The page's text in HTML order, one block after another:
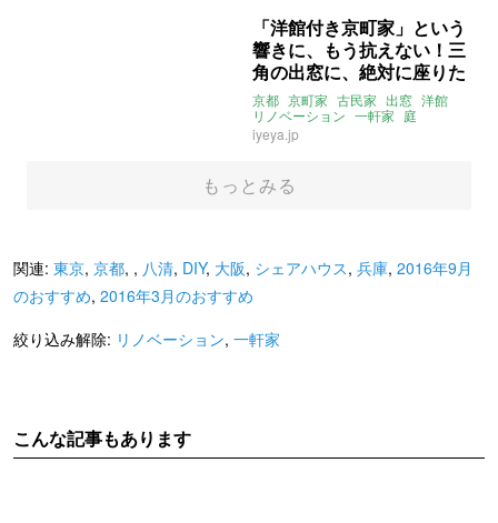
「洋館付き京町家」という
響きに、もう抗えない！三
角の出窓に、絶対に座りた
い。（京都市北区68㎡の売
買物件）
京都 京町家 古民家 出窓 洋館
リノベーション 一軒家 庭
大家女子
iyeya.jp
もっとみる
関連: 東京, 京都, , 八清, DIY, 大阪, シェアハウス, 兵庫, 2016年9月
のおすすめ, 2016年3月のおすすめ
絞り込み解除: リノベーション, 一軒家
こんな記事もあります